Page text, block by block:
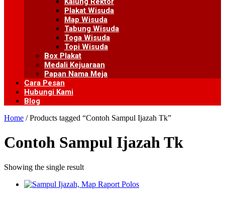
Plakat Wisuda
Map Wisuda
Tabung Wisuda
Toga Wisuda
Topi Wisuda
Box Plakat
Medali Kejuaraan
Papan Nama Meja
Cara Pesan
Hubungi Kami
Blog
Home / Products tagged “Contoh Sampul Ijazah Tk”
Contoh Sampul Ijazah Tk
Showing the single result